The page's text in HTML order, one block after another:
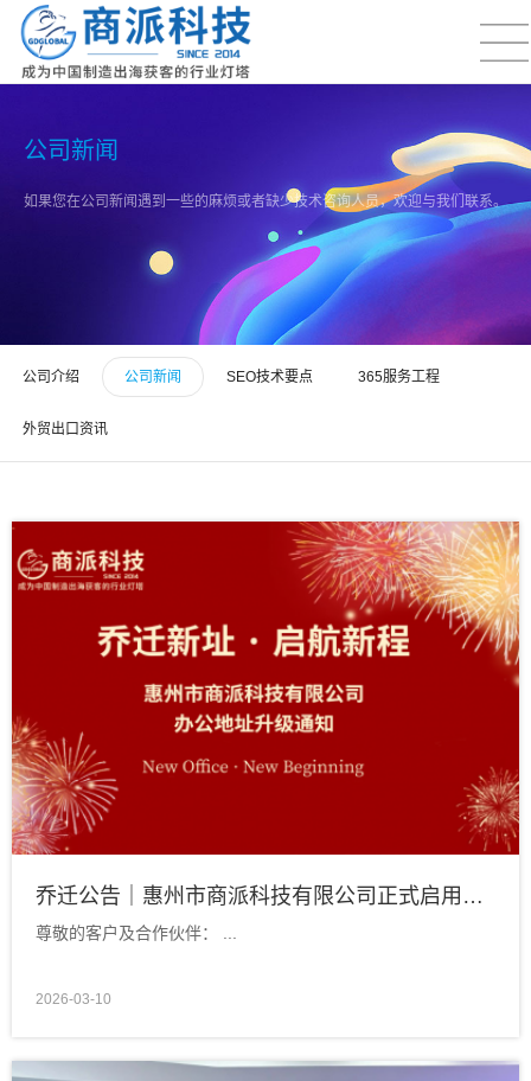
公司新闻
如果您在公司新闻遇到一些的麻烦或者缺少技术咨询人员，欢迎与我们联系。
公司介绍 公司新闻 SEO技术要点 365服务工程
外贸出口资讯
乔迁公告｜惠州市商派科技有限公司正式启用新办公地址
尊敬的客户及合作伙伴： ...
2026-03-10